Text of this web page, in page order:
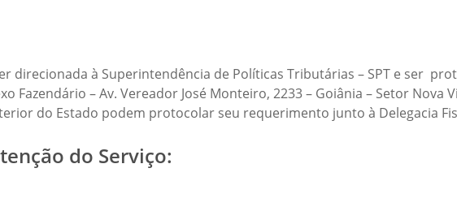
direcionada à Superintendência de Políticas Tributárias – SPT e ser
Fazendário – Av. Vereador José Monteiro, 2233 – Goiânia – Setor Nova
do Estado podem protocolar seu requerimento junto à Delegacia
do Serviço: